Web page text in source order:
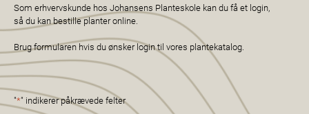
Som erhvervskunde hos Johansens Planteskole kan du få et login,
så du kan bestille planter online.
Brug formularen hvis du ønsker login til vores plantekatalog.
"*" indikerer påkrævede felter